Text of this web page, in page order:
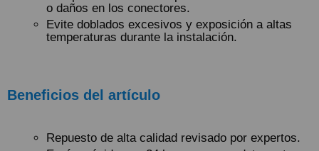
o daños en los conectores.
Evite doblados excesivos y exposición a altas
temperaturas durante la instalación.
Beneficios del artículo
Repuesto de alta calidad revisado por expertos.